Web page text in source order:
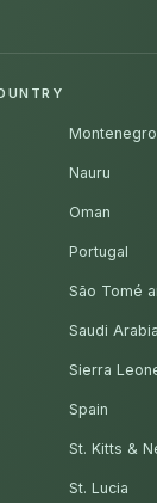
Montenegro
Nauru
Oman
Portugal
São Tomé
Saudi Arabia
Sierra
Spain
St. Kitts &
St. Lucia